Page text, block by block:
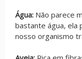
Água: Não parece
bastante água, ela
nosso organismo